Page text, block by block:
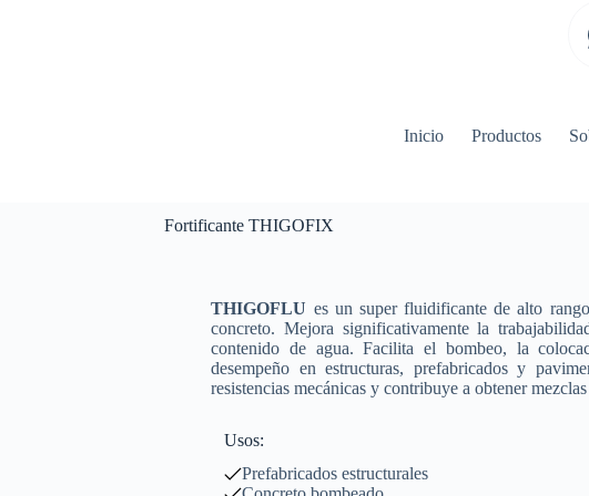
Inicio Productos
Fortificante THIGOFIX
THIGOFLU es un super fluidificante de alto
concreto. Mejora significativamente la
contenido de agua. Facilita el bombeo, la
desempeño en estructuras, prefabricados y
resistencias mecánicas y contribuye a obtener
Usos:
Prefabricados estructurales